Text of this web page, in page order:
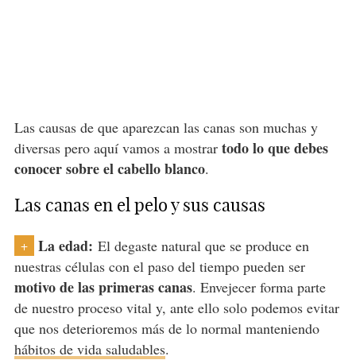
Las causas de que aparezcan las canas son muchas y
diversas pero aquí vamos a mostrar todo lo que debes
conocer sobre el cabello blanco.
Las canas en el pelo y sus causas
+ La edad: El degaste natural que se produce en
nuestras células con el paso del tiempo pueden ser
motivo de las primeras canas. Envejecer forma parte
de nuestro proceso vital y, ante ello solo podemos evitar
que nos deterioremos más de lo normal manteniendo
hábitos de vida saludables.